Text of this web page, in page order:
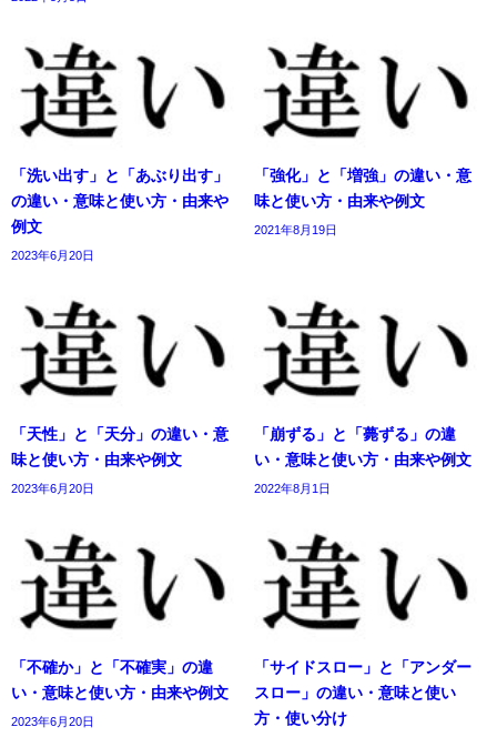
「洗い出す」と「あぶり出す」
の違い・意味と使い方・由来や
例文
2023年6月20日
「強化」と「増強」の違い・意
味と使い方・由来や例文
2021年8月19日
「天性」と「天分」の違い・意
味と使い方・由来や例文
2023年6月20日
「崩ずる」と「薨ずる」の違
い・意味と使い方・由来や例文
2022年8月1日
「不確か」と「不確実」の違
い・意味と使い方・由来や例文
2023年6月20日
「サイドスロー」と「アンダー
スロー」の違い・意味と使い
方・使い分け